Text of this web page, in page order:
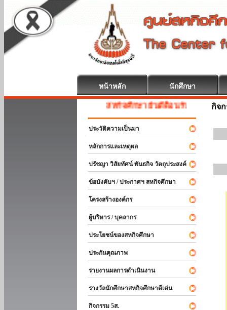
หน้าหลัก นักศึกษา
สหกิจศึกษา ยินดีต้อนรับ
ประวัติความเป็นมา
หลักการและเหตุผล
ปรัชญา วิสัยทัศน์ พันธกิจ วัตถุประสงค์
ข้อบังคับฯ / ประกาศฯ สหกิจศึกษา
โครงสร้างองค์กร
ผู้บริหาร / บุคลากร
ประโยชน์ของสหกิจศึกษา
ประกันคุณภาพ
รายงานผลการดำเนินงาน
รางวัลนักศึกษาสหกิจศึกษาดีเด่น
กิจกรรม 5ส.
กิจ